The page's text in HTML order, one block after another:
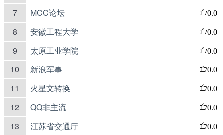
7 MCC论坛 0.0
8 安徽工程大学 0.0
9 太原工业学院 0.0
10 新浪军事 0.0
11 火星文转换 0.0
12 QQ非主流 0.0
13 江苏省交通厅 0.0